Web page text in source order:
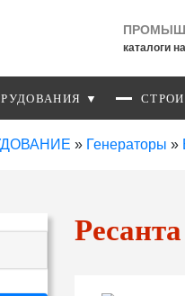
каталоги
▼
» Генераторы »
Ресанта